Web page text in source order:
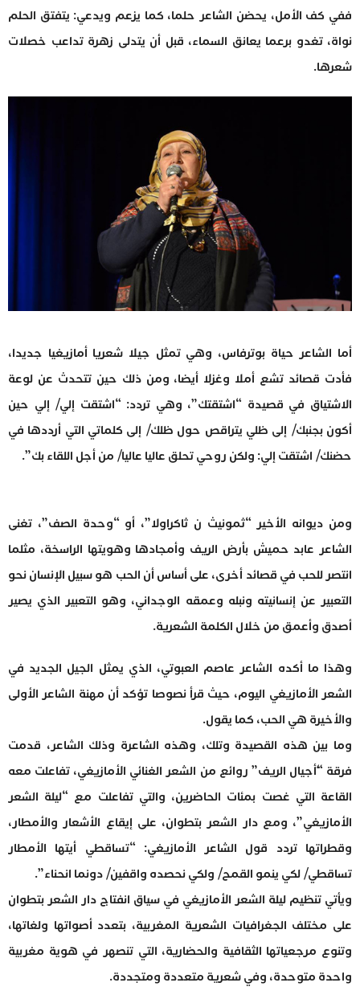
ففي كف الأمل، يحضن الشاعر حلما، كما يزعم ويدعي: يتفتق الحلم
نواة، تغدو برعما يعانق السماء، قبل أن يتدلى زهرة تداعب خصلات
شعرها.
أما الشاعر حياة بوترفاس، وهي تمثل جيلا شعريا أمازيغيا جديدا،
فأدت قصائد تشع أملا وغزلا أيضا، ومن ذلك حين تتحدث عن لوعة
الاشتياق في قصيدة “اشتقتك”، وهي تردد: “اشتقت إلي/ إلي حين
أكون بجنبك/ إلى ظلي يتراقص حول ظلك/ إلى كلماتي التي أرددها في
حضنك/ اشتقت إلي: ولكن روحي تحلق عاليا عاليا/ من أجل اللقاء بك”.
ومن ديوانه الأخير “ثمونيث ن ثاكراولا”، أو “وحدة الصف”، تغنى
الشاعر عابد حميش بأرض الريف وأمجادها وهويتها الراسخة، مثلما
انتصر للحب في قصائد أخرى، على أساس أن الحب هو سبيل الإنسان نحو
التعبير عن إنسانيته ونبله وعمقه الوجداني، وهو التعبير الذي يصير
أصدق وأعمق من خلال الكلمة الشعرية.
وهذا ما أكده الشاعر عاصم العبوتي، الذي يمثل الجيل الجديد في
الشعر الأمازيغي اليوم، حيث قرأ نصوصا تؤكد أن مهنة الشاعر الأولى
والأخيرة هي الحب، كما يقول.
وما بين هذه القصيدة وتلك، وهذه الشاعرة وذلك الشاعر، قدمت
فرقة “ّأجيال الريف” روائع من الشعر الغنائي الأمازيغي، تفاعلت معه
القاعة التي غصت بمئات الحاضرين، والتي تفاعلت مع “ليلة الشعر
الأمازيغي”، ومع دار الشعر بتطوان، على إيقاع الأشعار والأمطار،
وقطراتها تردد قول الشاعر الأمازيغي: “تساقطي أيتها الأمطار
تساقطي/ لكي ينمو القمح/ ولكي نحصده واقفين/ دونما انحناء”.
ويأتي تنظيم ليلة الشعر الأمازيغي في سياق انفتاج دار الشعر بتطوان
على مختلف الجغرافيات الشعرية المغربية، بتعدد أصواتها ولغاتها،
وتنوع مرجعياتها الثقافية والحضارية، التي تنصهر في هوية مغربية
واحدة متوحدة، وفي شعرية متعددة ومتجددة.